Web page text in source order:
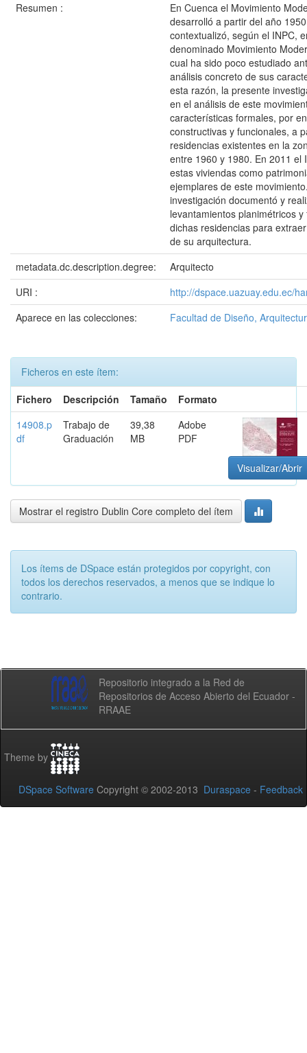
Resumen :
En Cuenca el Movimiento
desarrolló a partir del año
contextualizó, según el INPC,
denominado Movimiento
cual ha sido poco estudiado
análisis concreto de sus
esta razón, la presente
en el análisis de este
características formales, por
constructivas y funcionales, a
residencias existentes en la
entre 1960 y 1980. En 2011 el
estas viviendas como
ejemplares de este
investigación documentó y
levantamientos planimétricos
dichas residencias para
de su arquitectura.
metadata.dc.description.degree:
Arquitecto
URI :
http://dspace.uazuay.edu.ec/
Aparece en las colecciones:
Facultad de Diseño,
Ficheros en este ítem:
Fichero
Descripción Tamaño
Formato
14908.p
df
Trabajo de
Graduación
39,38
MB
Adobe
PDF
Visualizar/Abrir
Mostrar el registro Dublin Core completo del ítem
Los ítems de DSpace están protegidos por copyright, con
todos los derechos reservados, a menos que se indique lo
contrario.
Repositorio integrado a la Red de
Repositorios de Acceso Abierto del Ecuador -
RRAAE
Theme by
DSpace Software Copyright © 2002-2013 Duraspace - Feedback